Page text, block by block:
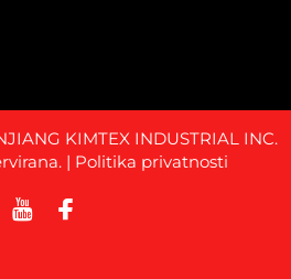
KIMTEX INDUSTRIAL INC.
| Politika privatnosti